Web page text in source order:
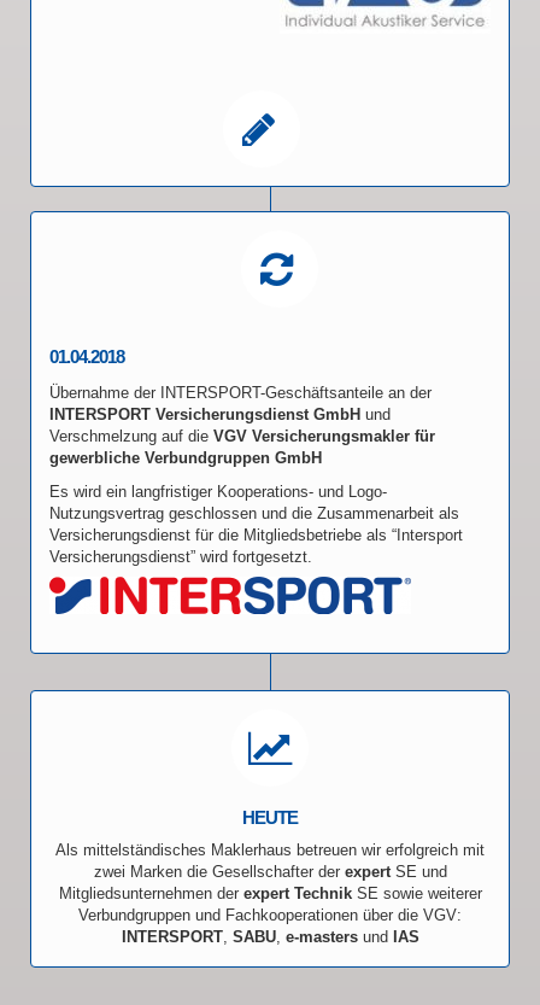
01.04.2018
Übernahme der INTERSPORT-Geschäftsanteile an der
INTERSPORT Versicherungsdienst GmbH und
Verschmelzung auf die VGV Versicherungsmakler für
gewerbliche Verbundgruppen GmbH
Es wird ein langfristiger Kooperations- und Logo-
Nutzungsvertrag geschlossen und die Zusammenarbeit als
Versicherungsdienst für die Mitgliedsbetriebe als “Intersport
Versicherungsdienst” wird fortgesetzt.
HEUTE
Als mittelständisches Maklerhaus betreuen wir erfolgreich mit
zwei Marken die Gesellschafter der expert SE und
Mitgliedsunternehmen derexpert TechnikSE sowie weiterer
Verbundgruppen und Fachkooperationen über die VGV:
INTERSPORT, SABU, e-mastersund IAS